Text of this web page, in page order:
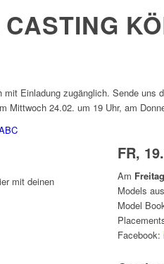
Einladung zugänglich. Sende uns
Mittwoch 24.02. um 19 Uhr, am
mit deinen
FR,
Am
Models
Model
Facebook: